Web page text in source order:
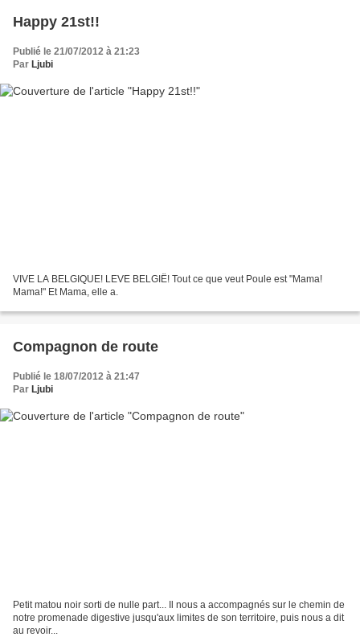
Happy 21st!!
Publié le 21/07/2012 à 21:23
Par Ljubi
VIVE LA BELGIQUE! LEVE BELGIË! Tout ce que veut Poule est "Mama!
Mama!" Et Mama, elle a.
Compagnon de route
Publié le 18/07/2012 à 21:47
Par Ljubi
Petit matou noir sorti de nulle part... Il nous a accompagnés sur le chemin de
notre promenade digestive jusqu'aux limites de son territoire, puis nous a dit
au revoir...